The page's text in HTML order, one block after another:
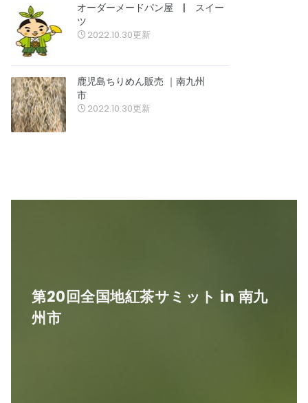
オーダーメードパン屋 | スイー
ツ
2022.10.30更新
鹿児島ちりめん販売 ｜南九州
市
2022.10.30更新
​第20回全国地紅茶サミット in 南九
州市